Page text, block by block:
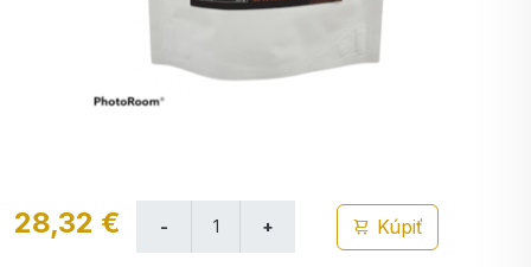
28,32 € Kúpiť